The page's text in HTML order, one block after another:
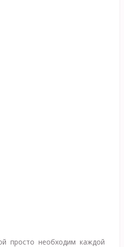
просто необходим каждой